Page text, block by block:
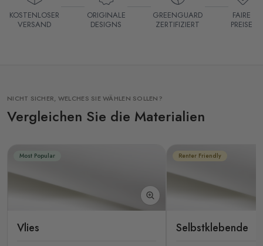
KOSTENLOSER
VERSAND
ORIGINALE
DESIGNS
GREENGUARD
ZERTIFIZIERT
FAIRE
PREISE
NICHT SICHER, WELCHES SIE WÄHLEN SOLLEN?
Vergleichen Sie die Materialien
Most Popular
Vlies
Renter Friendly
Selbstklebende